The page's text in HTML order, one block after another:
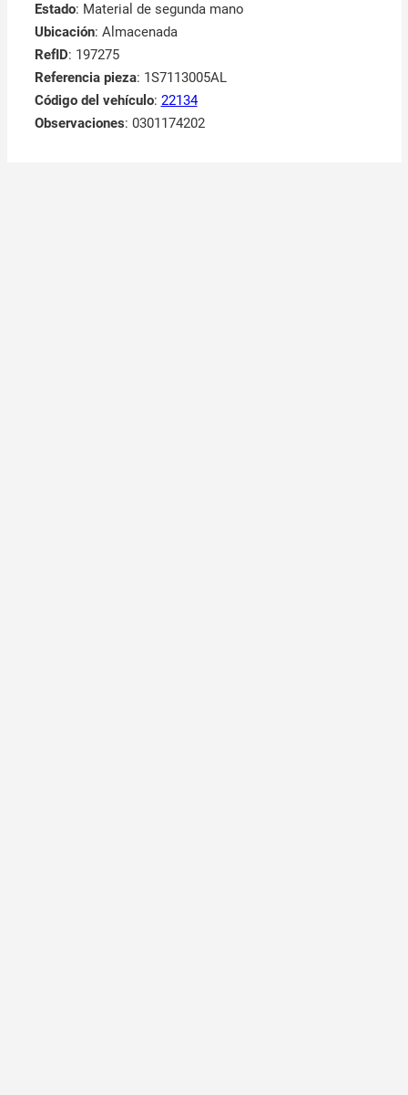
Estado: Material de segunda mano
Ubicación: Almacenada
RefID: 197275
Referencia pieza: 1S7113005AL
Código del vehículo: 22134
Observaciones: 0301174202